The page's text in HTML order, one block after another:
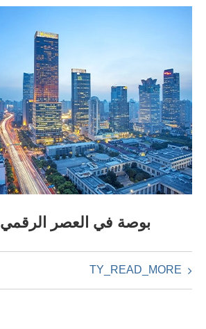
لوحة LCD 14 بوصة في العصر الرقمي
TY_READ_MORE